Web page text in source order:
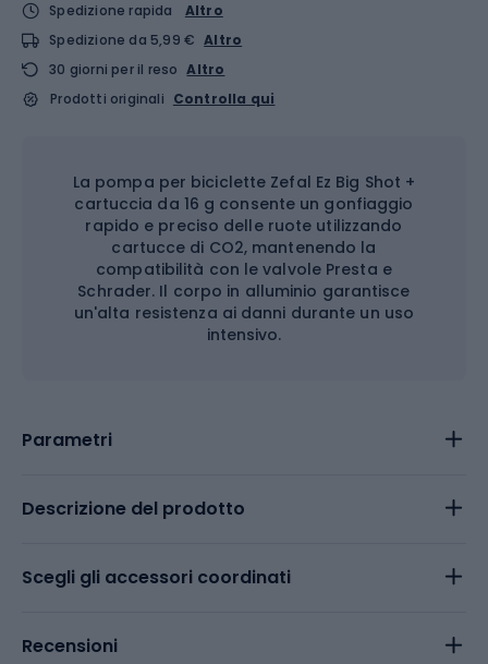
Spedizione rapida
Altro
Spedizione da 5,99 € Altro
30 giorni per il reso Altro
Prodotti originali Controlla qui
La pompa per biciclette Zefal Ez Big Shot +
cartuccia da 16 g consente un gonfiaggio
rapido e preciso delle ruote utilizzando
cartucce di CO2, mantenendo la
compatibilità con le valvole Presta e
Schrader. Il corpo in alluminio garantisce
un'alta resistenza ai danni durante un uso
intensivo.
Parametri
Descrizione del prodotto
Scegli gli accessori coordinati
Recensioni